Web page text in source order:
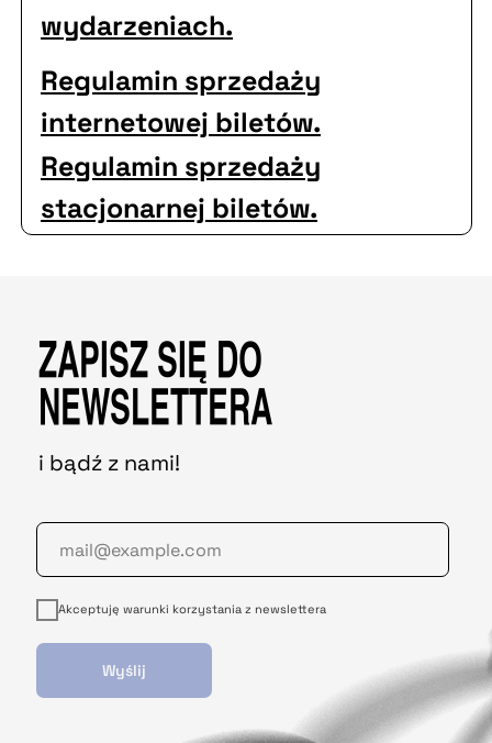
wydarzeniach.
Regulamin sprzedaży
internetowej biletów.
Regulamin sprzedaży
stacjonarnej biletów.
ZAPISZ SIĘ DO
NEWSLETTERA
i bądź z nami!
Akceptuję warunki korzystania z newslettera
Wyślij